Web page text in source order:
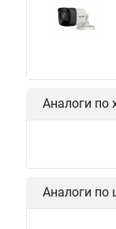
Аналоги по
Аналоги по